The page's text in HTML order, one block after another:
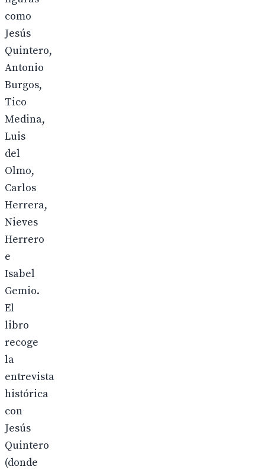
como
Jesús
Quintero,
Antonio
Burgos,
Tico
Medina,
Luis
del
Olmo,
Carlos
Herrera,
Nieves
Herrero
e
Isabel
Gemio.
El
libro
recoge
la
entrevista
histórica
con
Jesús
Quintero
(donde